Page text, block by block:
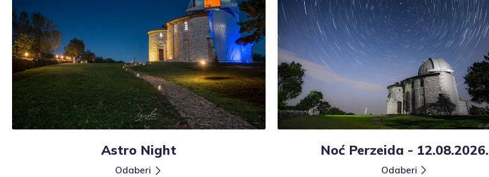
Astro Night
Odaberi
Noć Perzeida - 12.08.2026.
Odaberi